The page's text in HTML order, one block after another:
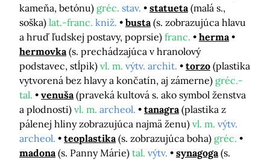
kameňa, betónu) gréc. stav. statueta (malá s.,
soška) lat.-franc. kniž. busta (s. zobrazujúca hlavu
a hruď ľudskej postavy, poprsie) franc.
herma
hermovka (s. prechádzajúca v hranolový
podstavec, stĺpik) vl. m. výtv. archit. torzo (plastika
vytvorená bez hlavy a končatín, aj zámerne) gréc.-
tal.
venuša (praveká kultová s. ako symbol ženstva
a plodnosti) vl. m. archeol. tanagra (plastika z
pálenej hliny zobrazujúca najmä ženu) vl. m. výtv.
archeol.
teoplastika (s. zobrazujúca boha) gréc.
madona (s. Panny Márie) tal. výtv. synagoga (s.